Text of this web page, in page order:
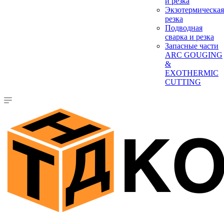
Экзотермическая
резка
Подводная
сварка и резка
Запасные части
ARC GOUGING
&
EXOTHERMIC
CUTTING